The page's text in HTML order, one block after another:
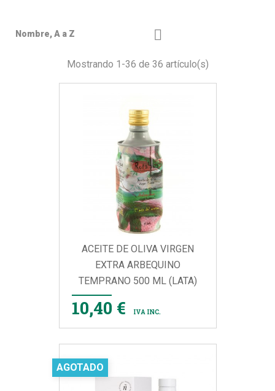
Nombre, A a Z 
Mostrando 1-36 de 36 artículo(s)
ACEITE DE OLIVA VIRGEN
EXTRA ARBEQUINO
TEMPRANO 500 ML (LATA)
10,40 € IVA INC.
AGOTADO